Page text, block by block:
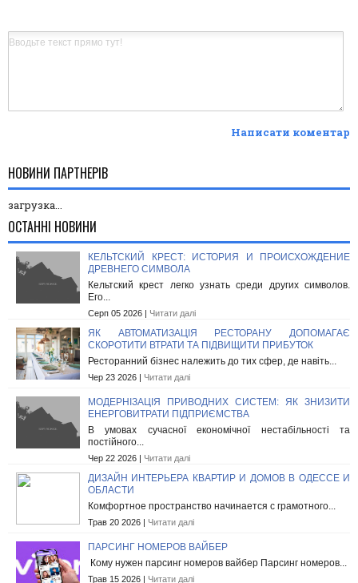
Написати коментар
НОВИНИ ПАРТНЕРІВ
загрузка...
ОСТАННІ НОВИНИ
КЕЛЬТСКИЙ КРЕСТ: ИСТОРИЯ И ПРОИСХОЖДЕНИЕ
ДРЕВНЕГО СИМВОЛА
Кельтский крест легко узнать среди других символов.
Его...
Серп 05 2026 | Читати далі
ЯК АВТОМАТИЗАЦІЯ РЕСТОРАНУ ДОПОМАГАЄ
СКОРОТИТИ ВТРАТИ ТА ПІДВИЩИТИ ПРИБУТОК
Ресторанний бізнес належить до тих сфер, де навіть...
Чер 23 2026 | Читати далі
МОДЕРНІЗАЦІЯ ПРИВОДНИХ СИСТЕМ: ЯК ЗНИЗИТИ
ЕНЕРГОВИТРАТИ ПІДПРИЄМСТВА
В умовах сучасної економічної нестабільності та
постійного...
Чер 22 2026 | Читати далі
ДИЗАЙН ИНТЕРЬЕРА КВАРТИР И ДОМОВ В ОДЕССЕ И
ОБЛАСТИ
Комфортное пространство начинается с грамотного...
Трав 20 2026 | Читати далі
ПАРСИНГ НОМЕРОВ ВАЙБЕР
Кому нужен парсинг номеров вайбер Парсинг номеров...
Трав 15 2026 | Читати далі